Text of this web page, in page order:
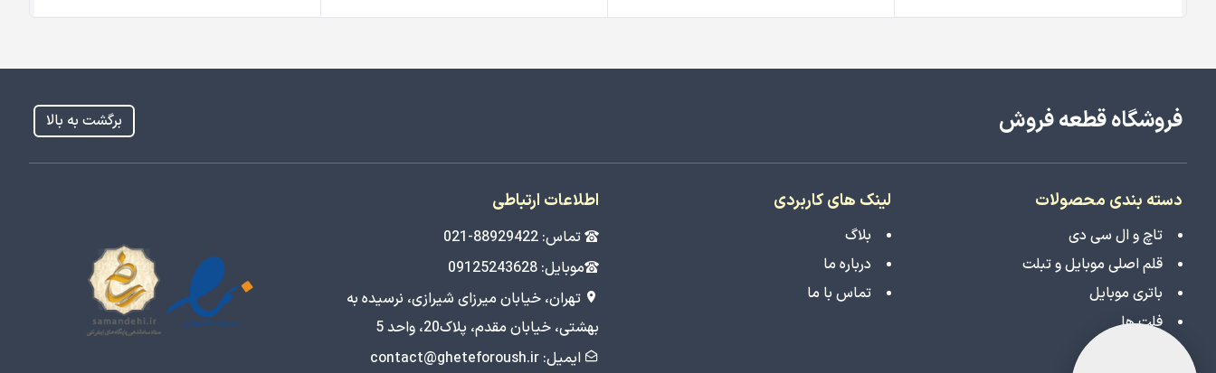
فروشگاه قطعه فروش برگشت به بالا
دسته بندی محصولات
تاچ و ال سی دی
قلم اصلی موبایل و تبلت
باتری موبایل
فلت ها
لینک های کاربردی
بلاگ
درباره ما
تماس با ما
اطلاعات ارتباطی
تماس: 88929422-021
موبایل: 09125243628
تهران، خیابان میرزای شیرازی، نرسیده به
بهشتی، خیابان مقدم، پلاک20، واحد 5
ایمیل: contact@gheteforoush.ir